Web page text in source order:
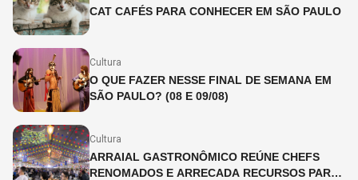
CAT CAFÉS PARA CONHECER EM SÃO PAULO
Cultura
O QUE FAZER NESSE FINAL DE SEMANA EM
SÃO PAULO? (08 E 09/08)
Cultura
ARRAIAL GASTRONÔMICO REÚNE CHEFS
RENOMADOS E ARRECADA RECURSOS PARA